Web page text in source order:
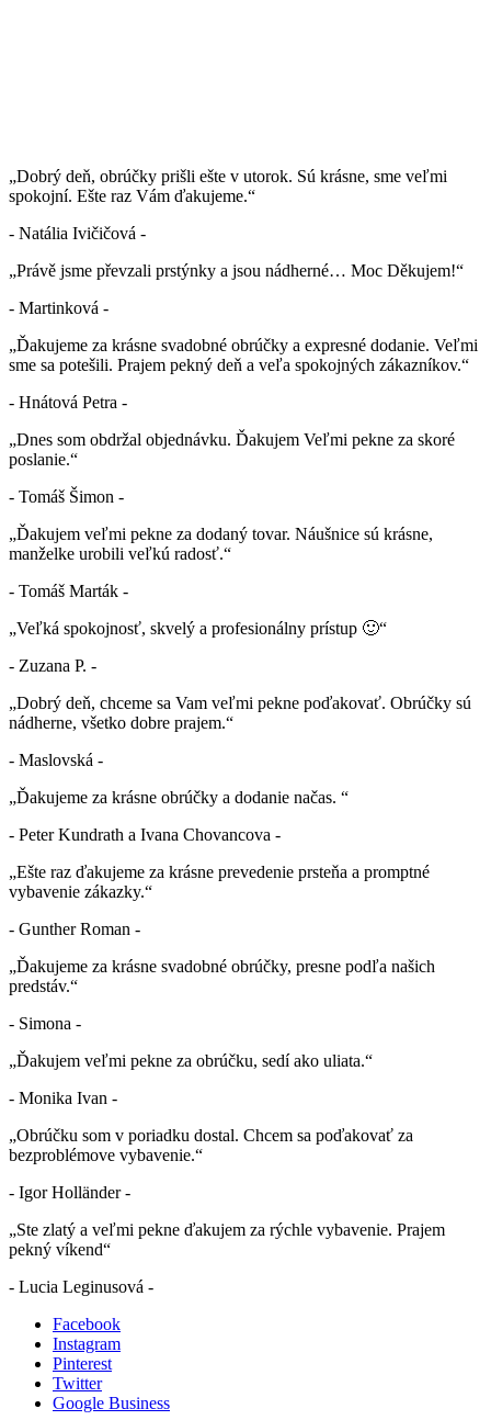
„Dobrý deň, obrúčky prišli ešte v utorok. Sú krásne, sme veľmi
spokojní. Ešte raz Vám ďakujeme.“
- Natália Ivičičová -
„Právě jsme převzali prstýnky a jsou nádherné… Moc Děkujem!“
- Martinková -
„Ďakujeme za krásne svadobné obrúčky a expresné dodanie. Veľmi
sme sa potešili. Prajem pekný deň a veľa spokojných zákazníkov.“
- Hnátová Petra -
„Dnes som obdržal objednávku. Ďakujem Veľmi pekne za skoré
poslanie.“
- Tomáš Šimon -
„Ďakujem veľmi pekne za dodaný tovar. Náušnice sú krásne,
manželke urobili veľkú radosť.“
- Tomáš Marták -
„Veľká spokojnosť, skvelý a profesionálny prístup 🙂“
- Zuzana P. -
„Dobrý deň, chceme sa Vam veľmi pekne poďakovať. Obrúčky sú
nádherne, všetko dobre prajem.“
- Maslovská -
„Ďakujeme za krásne obrúčky a dodanie načas. “
- Peter Kundrath a Ivana Chovancova -
„Ešte raz ďakujeme za krásne prevedenie prsteňa a promptné
vybavenie zákazky.“
- Gunther Roman -
„Ďakujeme za krásne svadobné obrúčky, presne podľa našich
predstáv.“
- Simona -
„Ďakujem veľmi pekne za obrúčku, sedí ako uliata.“
- Monika Ivan -
„Obrúčku som v poriadku dostal. Chcem sa poďakovať za
bezproblémove vybavenie.“
- Igor Holländer -
„Ste zlatý a veľmi pekne ďakujem za rýchle vybavenie. Prajem
pekný víkend“
- Lucia Leginusová -
Facebook
Instagram
Pinterest
Twitter
Google Business